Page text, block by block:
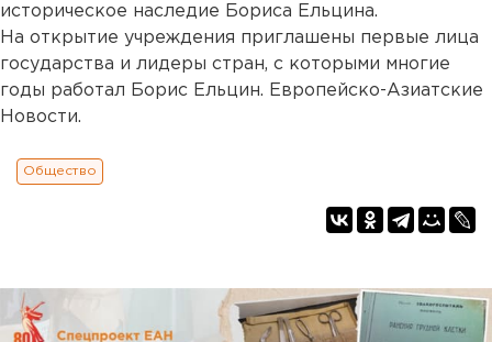
историческое наследие Бориса Ельцина.
На открытие учреждения приглашены первые лица
государства и лидеры стран, с которыми многие
годы работал Борис Ельцин. Европейско-Азиатские
Новости.
Общество